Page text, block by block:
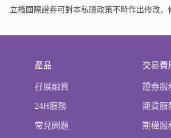
立橋國際證券可對本私隱政策不時作出修改、
產品
孖展融資
24H服務
常見問題
交易費
證券服
期貨服
期權服